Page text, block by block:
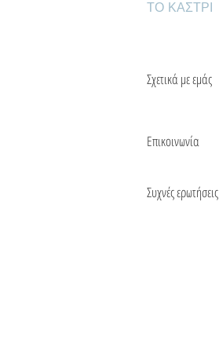
ΤΟ ΚΑΣΤΡΙ
Σχετικά με εμάς
Επικοινωνία
Συχνές ερωτήσεις